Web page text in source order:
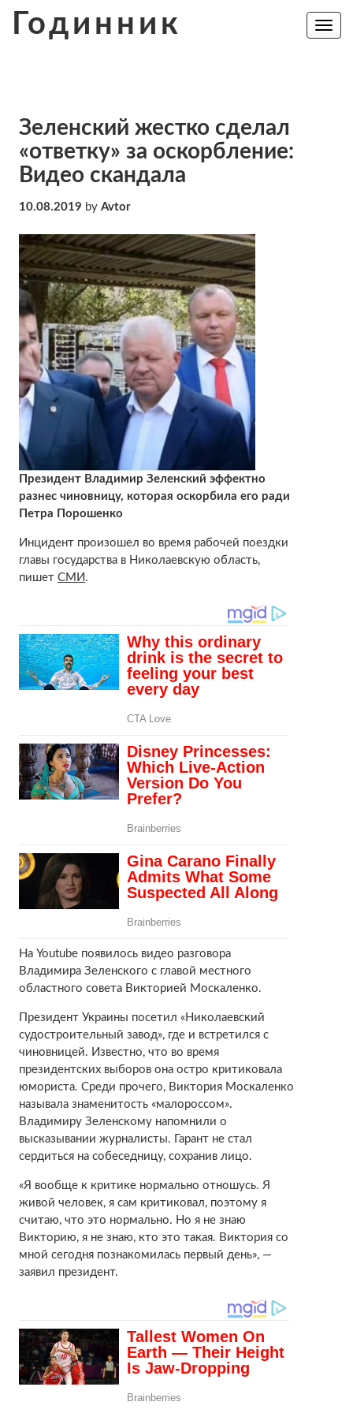
Годинник
Toggle
Зеленский жестко сделал
«ответку» за оскорбление:
Видео скандала
10.08.2019 by Avtor
Президент Владимир Зеленский эффектно
разнес чиновницу, которая оскорбила его ради
Петра Порошенко
Инцидент произошел во время рабочей поездки
главы государства в Николаевскую область,
пишет СМИ .
На Youtube появилось видео разговора
Владимира Зеленского с главой местного
областного совета Викторией Москаленко.
Президент Украины посетил «Николаевский
судостроительный завод», где и встретился с
чиновницей. Известно, что во время
президентских выборов она остро критиковала
юмориста. Среди прочего, Виктория Москаленко
называла знаменитость «малороссом».
Владимиру Зеленскому напомнили о
высказывании журналисты. Гарант не стал
сердиться на собеседницу, сохранив лицо.
«Я вообще к критике нормально отношусь. Я
живой человек, я сам критиковал, поэтому я
считаю, что это нормально. Но я не знаю
Викторию, я не знаю, кто это такая. Виктория со
мной сегодня познакомилась первый день», —
заявил президент.